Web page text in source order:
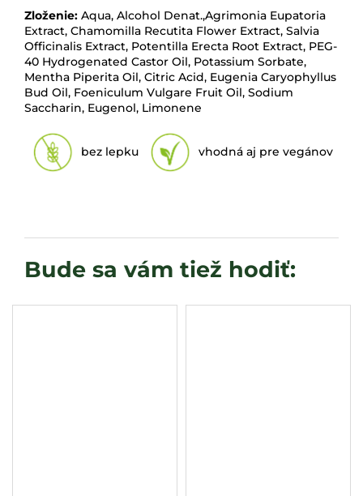
Zloženie: Aqua, Alcohol Denat.,Agrimonia Eupatoria
Extract, Chamomilla Recutita Flower Extract, Salvia
Officinalis Extract, Potentilla Erecta Root Extract, PEG-
40 Hydrogenated Castor Oil, Potassium Sorbate,
Mentha Piperita Oil, Citric Acid, Eugenia Caryophyllus
Bud Oil, Foeniculum Vulgare Fruit Oil, Sodium
Saccharin, Eugenol, Limonene
bez lepku vhodná aj pre vegánov